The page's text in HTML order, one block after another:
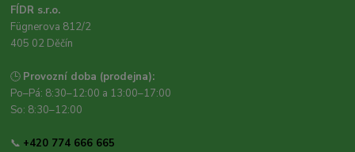
FÍDR s.r.o.
Fügnerova 812/2
405 02 Děčín
🕒 Provozní doba (prodejna):
Po–Pá: 8:30–12:00 a 13:00–17:00
So: 8:30–12:00
📞 +420 774 666 665